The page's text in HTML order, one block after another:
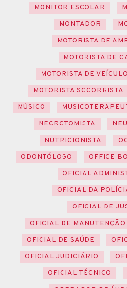
MONITOR ESCOLAR
MONTADOR
MOTORISTA DE
MOTORISTA DE
MOTORISTA DE
MOTORISTA SOCORRISTA
MÚSICO
NECROTOMISTA
NUTRICIONISTA
ODONTÓLOGO
OFFICE
OFICIAL
OFICIAL DA
OFICIAL DE
OFICIAL DE MANUTENÇÃO
OFICIAL DE SAÚDE
OFICIAL JUDICIÁRIO
OFICIAL TÉCNICO